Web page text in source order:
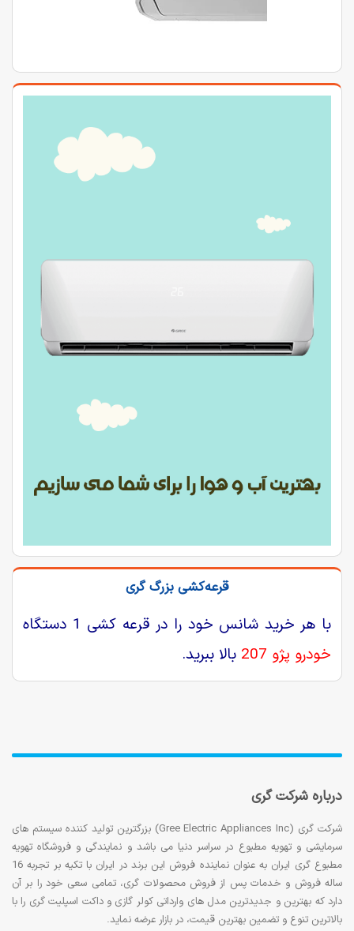
قرعه‌کشی بزرگ گری
با هر خرید شانس خود را در قرعه کشی 1 دستگاه
خودرو پژو 207
بالا ببرید.
درباره شرکت گری
شرکت گری (Gree Electric Appliances Inc) بزرگترین تولید کننده سیستم های
سرمایشی و تهویه مطبوع در سراسر دنیا می باشد و نمایندگی و فروشگاه تهویه
مطبوع گری ایران به عنوان نماینده فروش این برند در ایران با تکیه بر تجربه 16
ساله فروش و خدمات پس از فروش محصولات گری، تمامی سعی خود را بر آن
دارد که بهترین و جدیدترین مدل های وارداتی کولر گازی و داکت اسپلیت گری را با
بالاترین تنوع و تضمین بهترین قیمت، در بازار عرضه نماید.